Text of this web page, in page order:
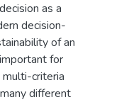
as a
decision-
of an
for
criteria
different